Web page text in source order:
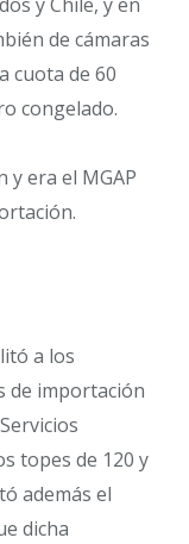
de cámaras
cuota de 60
congelado.
y era el MGAP
a los
de importación
topes de 120 y
además el
dicha